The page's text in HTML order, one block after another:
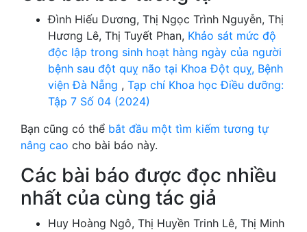
Đình Hiếu Dương, Thị Ngọc Trình Nguyễn, Thị
Hương Lê, Thị Tuyết Phan, Khảo sát mức độ
độc lập trong sinh hoạt hàng ngày của người
bệnh sau đột quỵ não tại Khoa Đột quỵ, Bệnh
viện Đà Nẵng , Tạp chí Khoa học Điều dưỡng:
Tập 7 Số 04 (2024)
Bạn cũng có thể bắt đầu một tìm kiếm tương tự
nâng cao cho bài báo này.
Các bài báo được đọc nhiều
nhất của cùng tác giả
Huy Hoàng Ngô, Thị Huyền Trinh Lê, Thị Minh